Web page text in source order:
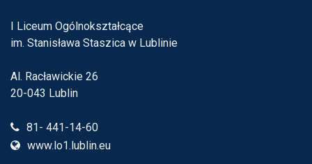
I Liceum Ogólnokształcące
im. Stanisława Staszica w Lublinie
Al. Racławickie 26
20-043 Lublin
81- 441-14-60
www.lo1.lublin.eu